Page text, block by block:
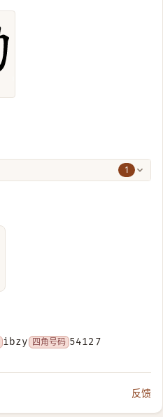
1
ibzy 四角号码 54127
反馈